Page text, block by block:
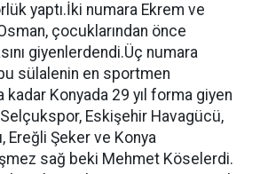
yaptı.İki numara Ekrem ve
Osman, çocuklarından önce
giyenlerdendi.Üç numara
sülalenin en sportmen
kadar Konyada 29 yıl forma giyen
Eskişehir Havagücü,
Ereğli Şeker ve Konya
sağ beki Mehmet Köselerdi.